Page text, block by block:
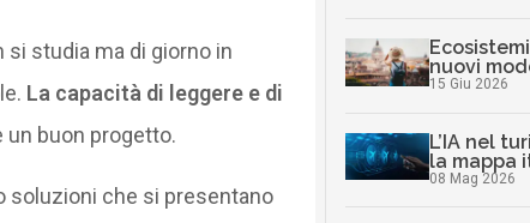
si studia ma di giorno in
La capacità di leggere e di
buon progetto.
soluzioni che si presentano
nuovi
15 Giu 2026
L’IA nel
la mappa
08 Mag 2026